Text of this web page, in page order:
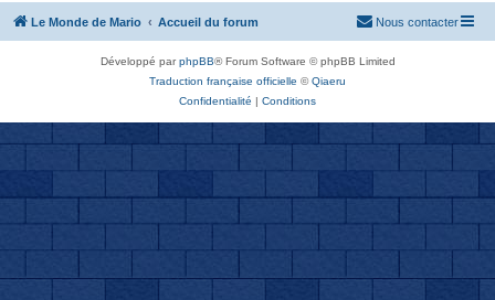
Le Monde de Mario Accueil du forum Nous contacter
Développé parphpBB® Forum Software © phpBB Limited
Traduction française officielle ©Qiaeru
Confidentialité | Conditions